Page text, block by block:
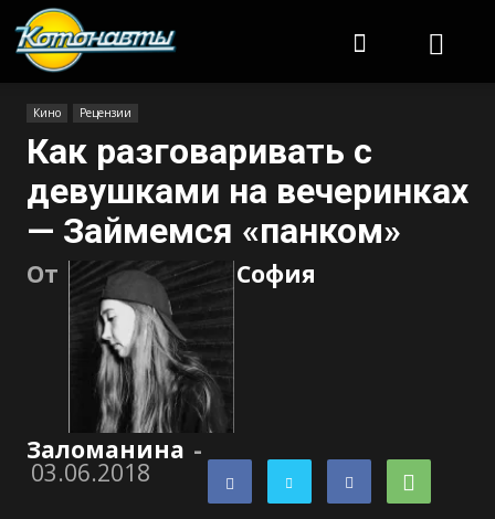
Кино Рецензии
Как разговаривать с
девушками на вечеринках
— Займемся «панком»
От София
Заломанина -
03.06.2018